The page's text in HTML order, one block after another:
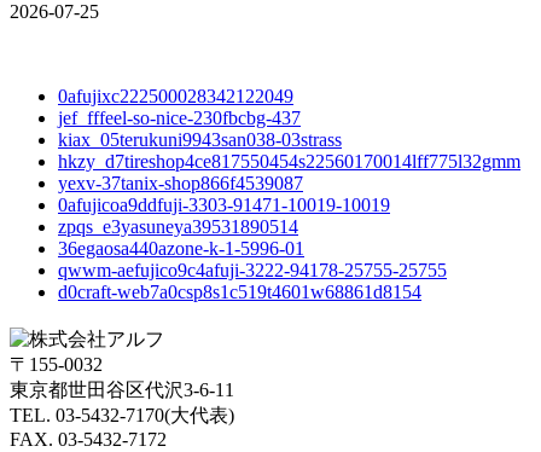
2026-07-25
0afujixc222500028342122049
jef_fffeel-so-nice-230fbcbg-437
kiax_05terukuni9943san038-03strass
hkzy_d7tireshop4ce817550454s22560170014lff775l32gmm
yexv-37tanix-shop866f4539087
0afujicoa9ddfuji-3303-91471-10019-10019
zpqs_e3yasuneya39531890514
36egaosa440azone-k-1-5996-01
qwwm-aefujico9c4afuji-3222-94178-25755-25755
d0craft-web7a0csp8s1c519t4601w68861d8154
〒155-0032
東京都世田谷区代沢3-6-11
TEL. 03-5432-7170(大代表)
FAX. 03-5432-7172